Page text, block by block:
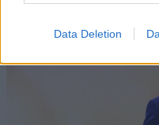
Data Deletion